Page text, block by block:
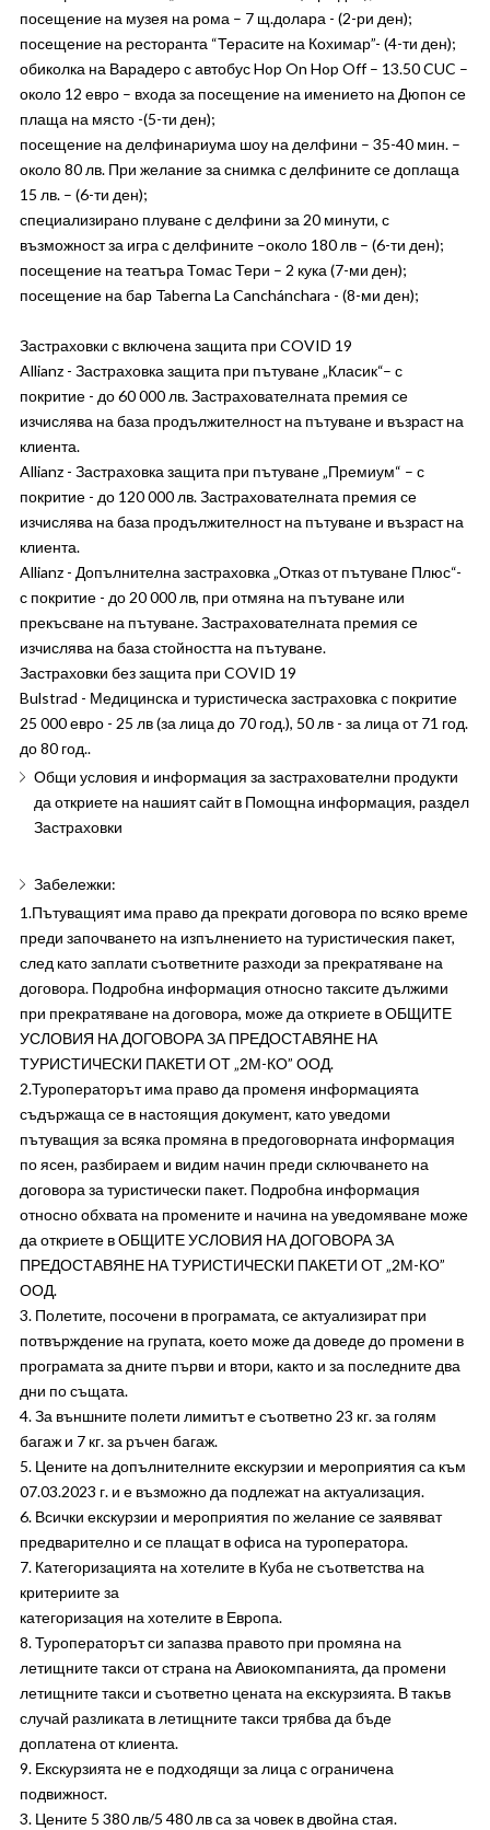
посещение на музея на рома – 7 щ.долара - (2-ри ден);
посещение на ресторанта “Терасите на Кохимар”- (4-ти ден);
обиколка на Варадеро с автобус Hop On Hop Off – 13.50 CUC –
около 12 евро – входа за посещение на имението на Дюпон се
плаща на място -(5-ти ден);
посещение на делфинариума шоу на делфини – 35-40 мин. –
около 80 лв. При желание за снимка с делфините се доплаща
15 лв. – (6-ти ден);
специализирано плуване с делфини за 20 минути, с
възможност за игра с делфините –около 180 лв – (6-ти ден);
посещение на театъра Томас Тери – 2 кука (7-ми ден);
посещение на бар Taberna La Canchánchara - (8-ми ден);
Застраховки с включена защита при COVID 19
Allianz - Застраховка защита при пътуване „Класик“– с
покритие - до 60 000 лв. Застрахователната премия се
изчислява на база продължителност на пътуване и възраст на
клиента.
Allianz - Застраховка защита при пътуване „Премиум“ – с
покритие - до 120 000 лв. Застрахователната премия се
изчислява на база продължителност на пътуване и възраст на
клиента.
Allianz - Допълнителна застраховка „Отказ от пътуване Плюс“-
с покритие - до 20 000 лв, при отмяна на пътуване или
прекъсване на пътуване. Застрахователната премия се
изчислява на база стойността на пътуване.
Застраховки без защита при COVID 19
Bulstrad - Медицинска и туристическа застраховка с покритие
25 000 евро - 25 лв (за лица до 70 год.), 50 лв - за лица от 71 год.
до 80 год..
Общи условия и информация за застрахователни продукти
да откриете на нашият сайт в Помощна информация, раздел
Застраховки
Забележки:
1.Пътуващият има право да прекрати договора по всяко време
преди започването на изпълнението на туристическия пакет,
след като заплати съответните разходи за прекратяване на
договора. Подробна информация относно таксите дължими
при прекратяване на договора, може да откриете в ОБЩИТЕ
УСЛОВИЯ НА ДОГОВОРА ЗА ПРЕДОСТАВЯНЕ НА
ТУРИСТИЧЕСКИ ПАКЕТИ ОТ „2М-КО” ООД.
2.Туроператорът има право да променя информацията
съдържаща се в настоящия документ, като уведоми
пътуващия за всяка промяна в предоговорната информация
по ясен, разбираем и видим начин преди сключването на
договора за туристически пакет. Подробна информация
относно обхвата на промените и начина на уведомяване може
да откриете в ОБЩИТЕ УСЛОВИЯ НА ДОГОВОРА ЗА
ПРЕДОСТАВЯНЕ НА ТУРИСТИЧЕСКИ ПАКЕТИ ОТ „2М-КО”
ООД.
3. Полетите, посочени в програмата, се актуализират при
потвърждение на групата, което може да доведе до промени в
програмата за дните първи и втори, както и за последните два
дни по същата.
4. За външните полети лимитът е съответно 23 кг. за голям
багаж и 7 кг. за ръчен багаж.
5. Цените на допълнителните екскурзии и мероприятия са към
07.03.2023 г. и е възможно да подлежат на актуализация.
6. Всички екскурзии и мероприятия по желание се заявяват
предварително и се плащат в офиса на туроператора.
7. Категоризацията на хотелите в Куба не съответства на
критериите за
категоризация на хотелите в Европа.
8. Туроператорът си запазва правото при промяна на
летищните такси от страна на Авиокомпанията, да промени
летищните такси и съответно цената на екскурзията. В такъв
случай разликата в летищните такси трябва да бъде
доплатена от клиента.
9. Екскурзията не е подходящи за лица с ограничена
подвижност.
3. Цените 5 380 лв/5 480 лв са за човек в двойна стая.